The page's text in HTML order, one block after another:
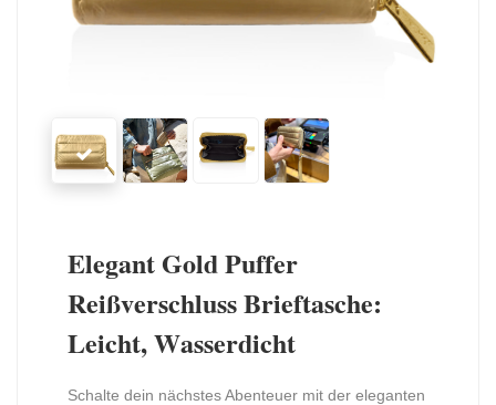
Elegant Gold Puffer
Reißverschluss Brieftasche:
Leicht, Wasserdicht
Schalte dein nächstes Abenteuer mit der eleganten